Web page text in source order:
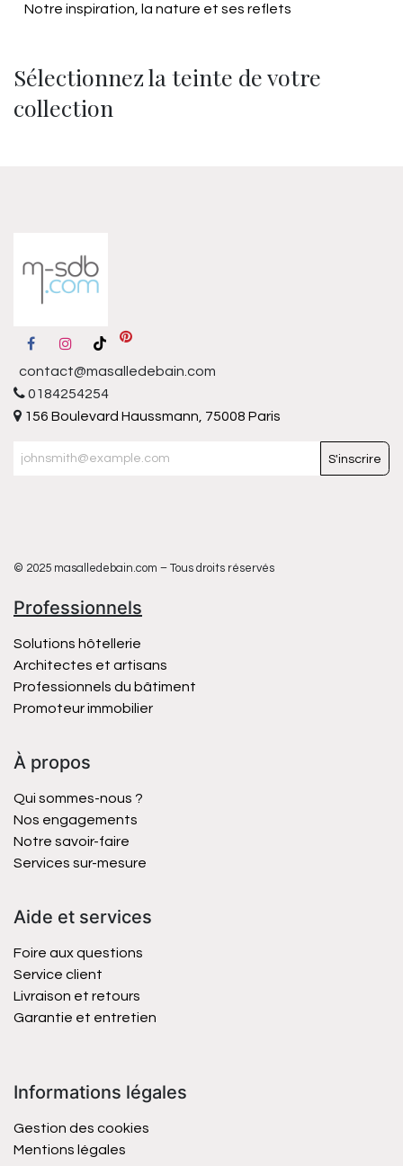
Sélectionnez la teinte de votre
collection
Notre inspiration, la nature et ses reflets
contact@masalledebain.com
0184254254
156 Boulevard Haussmann, 75008 Paris
S'inscrire
© 2025 masalledebain.com – Tous droits réservés
Professionnels
Solutions hôtellerie
Architectes et artisans
Professionnels du bâtiment
Promoteur immobilier
À propos
Qui sommes-nous ?
Nos engagements
Notre savoir-faire
Services sur-mesure
Aide et services
Foire aux questions
Service client
Livraison et retours
Garantie et entretien
Informations légales
Gestion des cookies
Mentions légales